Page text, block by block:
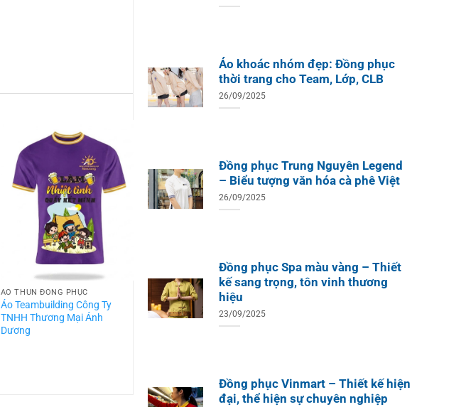
ÁO THUN ĐỒNG PHỤC
Áo Teambuilding Công Ty
TNHH Thương Mại Ánh
Dương
Áo khoác nhóm đẹp: Đồng phục
thời trang cho Team, Lớp, CLB
26/09/2025
Đồng phục Trung Nguyên Legend
– Biểu tượng văn hóa cà phê Việt
26/09/2025
Đồng phục Spa màu vàng – Thiết
kế sang trọng, tôn vinh thương
hiệu
23/09/2025
Đồng phục Vinmart – Thiết kế hiện
đại, thể hiện sự chuyên nghiệp